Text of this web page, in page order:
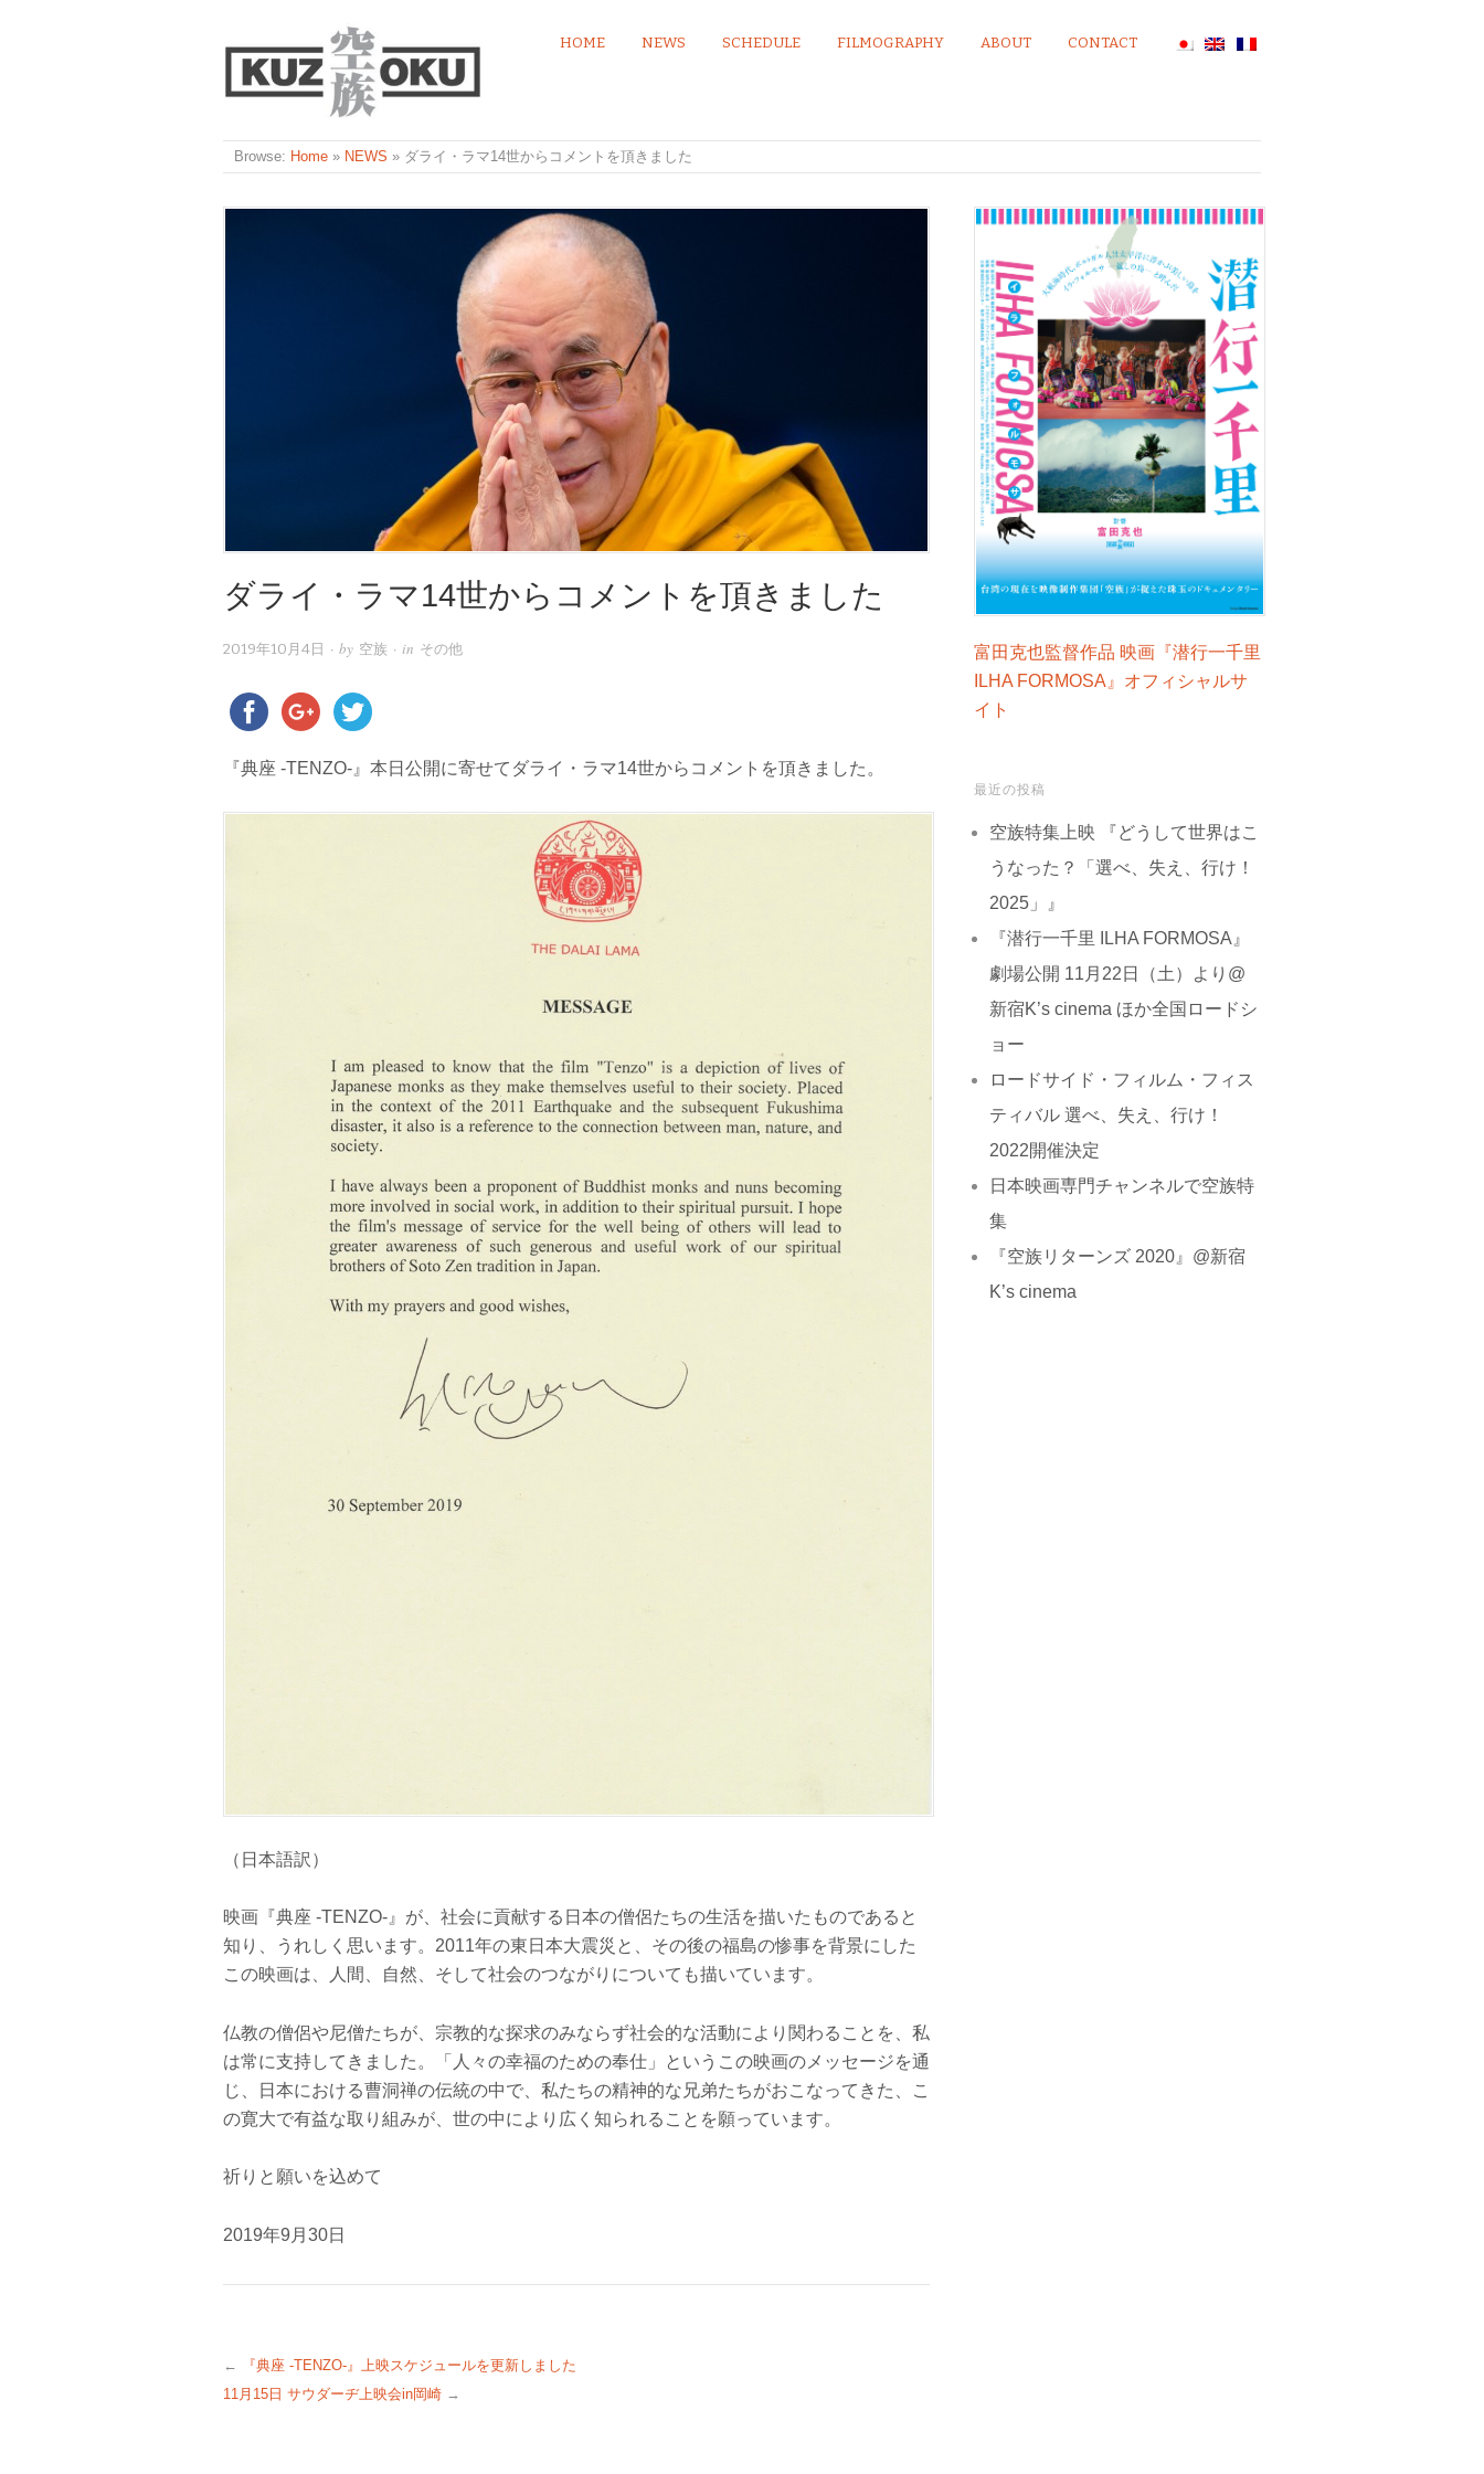
HOME NEWS SCHEDULE FILMOGRAPHY ABOUT CONTACT
Browse: Home » NEWS » ダライ・ラマ14世からコメントを頂きました
ダライ・ラマ14世からコメントを頂きました
2019年10月4日 · by 空族 · in その他
『典座 -TENZO-』本日公開に寄せてダライ・ラマ14世からコメントを頂きました。
（日本語訳）
映画『典座 -TENZO-』が、社会に貢献する日本の僧侶たちの生活を描いたものであると
知り、うれしく思います。2011年の東日本大震災と、その後の福島の惨事を背景にした
この映画は、人間、自然、そして社会のつながりについても描いています。
仏教の僧侶や尼僧たちが、宗教的な探求のみならず社会的な活動により関わることを、私
は常に支持してきました。「人々の幸福のための奉仕」というこの映画のメッセージを通
じ、日本における曹洞禅の伝統の中で、私たちの精神的な兄弟たちがおこなってきた、こ
の寛大で有益な取り組みが、世の中により広く知られることを願っています。
祈りと願いを込めて
2019年9月30日
←
『典座 -TENZO-』上映スケジュールを更新しました
11月15日 サウダーヂ上映会in岡崎 →
富田克也監督作品 映画『潜行一千里
ILHA FORMOSA』オフィシャルサ
イト
最近の投稿
空族特集上映 『どうして世界はこ
うなった？「選べ、失え、行け！
2025」』
『潜行一千里 ILHA FORMOSA』
劇場公開 11月22日（土）より@
新宿K’s cinema ほか全国ロードシ
ョー
ロードサイド・フィルム・フィス
ティバル 選べ、失え、行け！
2022開催決定
日本映画専門チャンネルで空族特
集
『空族リターンズ 2020』@新宿
K’s cinema